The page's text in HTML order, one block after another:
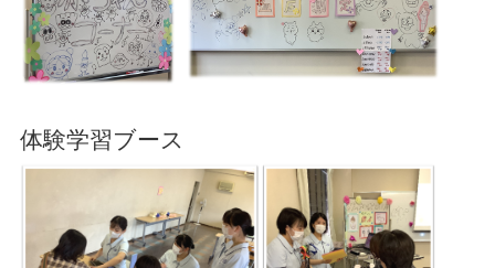
体験学習ブース